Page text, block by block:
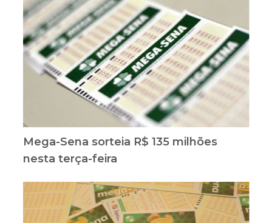
Mega-Sena sorteia R$ 135 milhões
nesta terça-feira